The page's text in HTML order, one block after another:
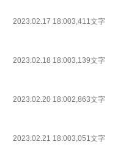
2023.02.17 18:003,411文字
2023.02.18 18:003,139文字
2023.02.20 18:002,863文字
2023.02.21 18:003,051文字